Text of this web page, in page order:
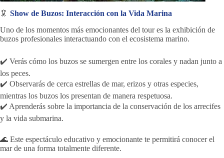
🦑 Show de Buzos: Interacción con la Vida Marina
Uno de los momentos más emocionantes del tour es la exhibición de
buzos profesionales interactuando con el ecosistema marino.
✔️ Verás cómo los buzos se sumergen entre los corales y nadan junto a
los peces.
✔️ Observarás de cerca estrellas de mar, erizos y otras especies,
mientras los buzos los presentan de manera respetuosa.
✔️ Aprenderás sobre la importancia de la conservación de los arrecifes
y la vida submarina.
🌊 Este espectáculo educativo y emocionante te permitirá conocer el
mar de una forma totalmente diferente.